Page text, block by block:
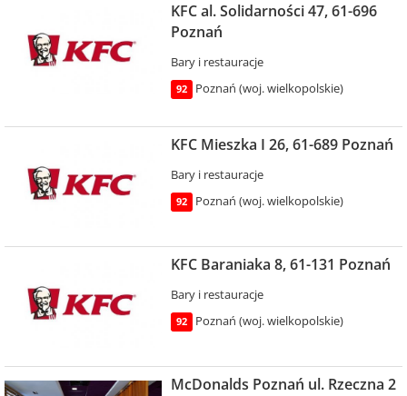
KFC al. Solidarności 47, 61-696
Poznań
Bary i restauracje
92 Poznań (woj. wielkopolskie)
KFC Mieszka I 26, 61-689 Poznań
Bary i restauracje
92 Poznań (woj. wielkopolskie)
KFC Baraniaka 8, 61-131 Poznań
Bary i restauracje
92 Poznań (woj. wielkopolskie)
McDonalds Poznań ul. Rzeczna 2